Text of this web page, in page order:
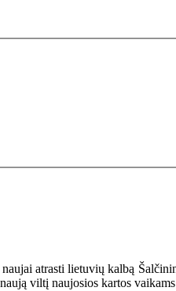
atrasti lietuvių kalbą
viltį naujosios kartos vaikams